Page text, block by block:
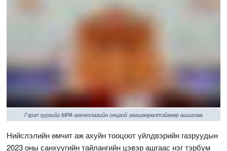
Гэрэл зургийг MPA агентлагийн онцгой зөвшөөрөлтэйгөөр ашиглав
Нийслэлийн өмчит аж ахуйн тооцоот үйлдвэрийн газруудын
2023 оны санхүүгийн тайлангийн цэвэр ашгаас нэг тэрбум